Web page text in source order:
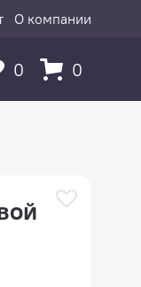
О компании
0 0